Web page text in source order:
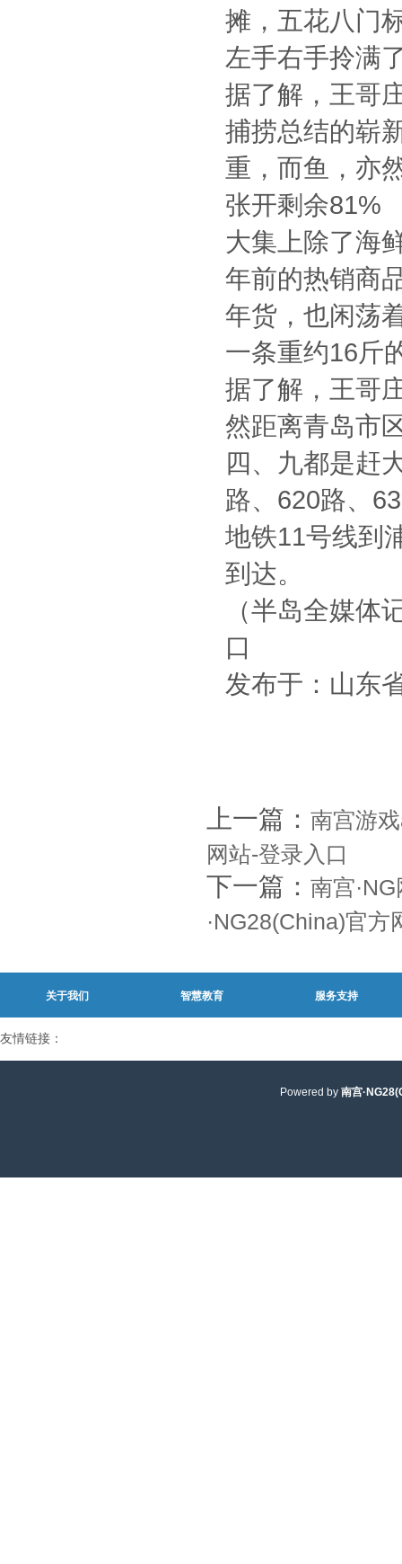
摊，五花八门
左手右手拎满
据了解，王哥
捕捞总结的崭
重，而鱼，亦
张开剩余81%
大集上除了海
年前的热销商
年货，也闲荡
一条重约16斤
据了解，王哥
然距离青岛市
四、九都是赶
路、620路、
地铁11号线到
到达。
（半岛全媒体
口
发布于：山东
上一篇： 南宫游
网站-登录入口
下一篇： 南宫
·NG28(China)官方
关于我们 智慧教育 服务支持
友情链接：
Powered by 南宫